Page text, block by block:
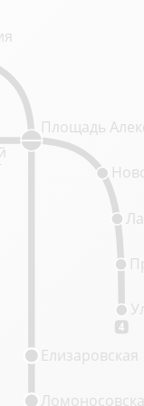
4
Площадь
Елизаровская